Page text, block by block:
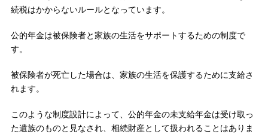
続税はかからないルールとなっています。
公的年金は被保険者と家族の生活をサポートするための制度で
す。
被保険者が死亡した場合は、家族の生活を保護するために支給さ
れます。
このような制度設計によって、公的年金の未支給年金は受け取っ
た遺族のものと見なされ、相続財産として扱われることはありま